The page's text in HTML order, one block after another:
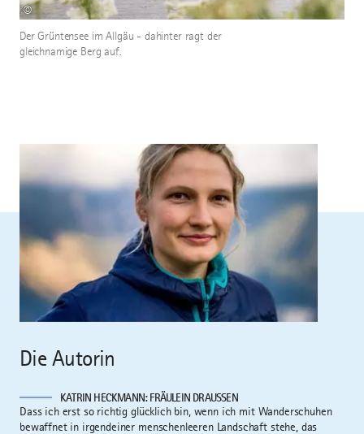
©
Der Grüntensee im Allgäu - dahinter ragt der
gleichnamige Berg auf.
Die Autorin
KATRIN HECKMANN: FRÄULEIN DRAUSSEN
Dass ich erst so richtig glücklich bin, wenn ich mit Wanderschuhen
bewaffnet in irgendeiner menschenleeren Landschaft stehe, das